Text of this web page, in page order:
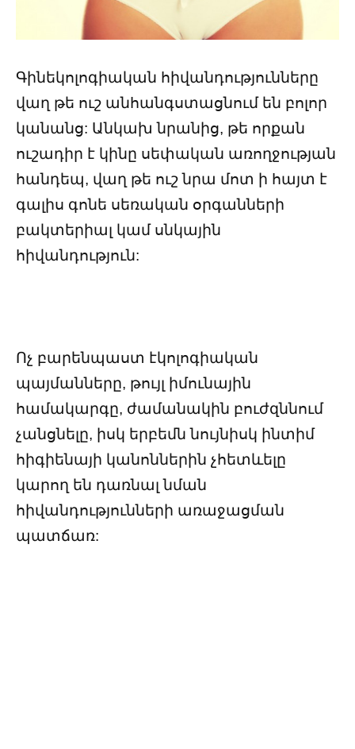
Գինեկոլոգիական հիվանդությունները
վաղ թե ուշ անհանգստացնում են բոլոր
կանանց: Անկախ նրանից, թե որքան
ուշադիր է կինը սեփական առողջության
հանդեպ, վաղ թե ուշ նրա մոտ ի հայտ է
գալիս գոնե սեռական օրգանների
բակտերիալ կամ սնկային
հիվանդություն:
Ոչ բարենպաստ էկոլոգիական
պայմանները, թույլ իմունային
համակարգը, ժամանակին բուժզննում
չանցնելը, իսկ երբեմն նույնիսկ ինտիմ
հիգիենայի կանոններին չհետևելը
կարող են դառնալ նման
հիվանդությունների առաջացման
պատճառ: